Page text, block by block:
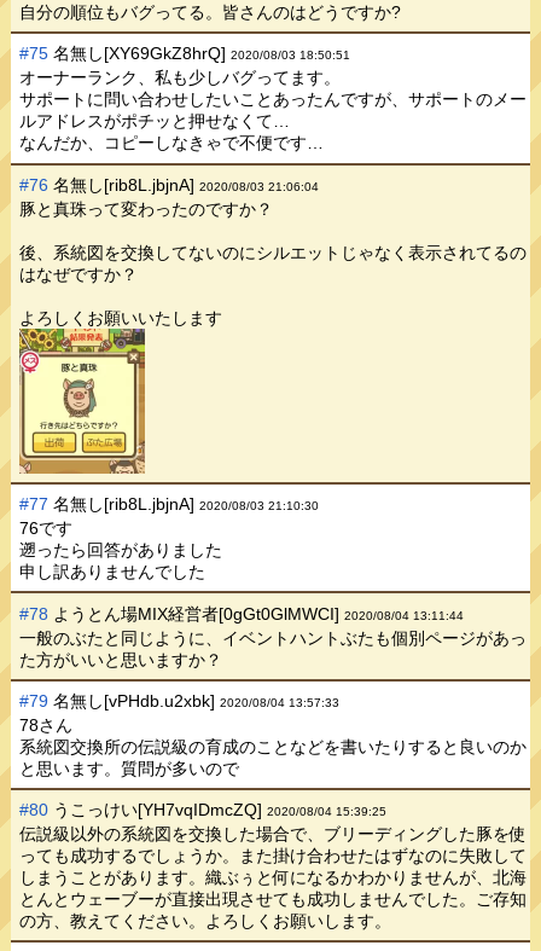
自分の順位もバグってる。皆さんのはどうですか?
#75 名無し[XY69GkZ8hrQ]2020/08/03 18:50:51
オーナーランク、私も少しバグってます。
サポートに問い合わせしたいことあったんですが、サポートのメー
ルアドレスがポチッと押せなくて…
なんだか、コピーしなきゃで不便です…
#76 名無し[rib8L.jbjnA]2020/08/03 21:06:04
豚と真珠って変わったのですか？
後、系統図を交換してないのにシルエットじゃなく表示されてるの
はなぜですか？
よろしくお願いいたします
#77 名無し[rib8L.jbjnA]2020/08/03 21:10:30
76です
遡ったら回答がありました
申し訳ありませんでした
#78 ようとん場MIX経営者[0gGt0GlMWCI]2020/08/04 13:11:44
一般のぶたと同じように、イベントハントぶたも個別ページがあっ
た方がいいと思いますか？
#79 名無し[vPHdb.u2xbk]2020/08/04 13:57:33
78さん
系統図交換所の伝説級の育成のことなどを書いたりすると良いのか
と思います。質問が多いので
#80 うこっけい[YH7vqIDmcZQ]2020/08/04 15:39:25
伝説級以外の系統図を交換した場合で、ブリーディングした豚を使
っても成功するでしょうか。また掛け合わせたはずなのに失敗して
しまうことがあります。織ぶぅと何になるかわかりませんが、北海
とんとウェーブーが直接出現させても成功しませんでした。ご存知
の方、教えてください。よろしくお願いします。